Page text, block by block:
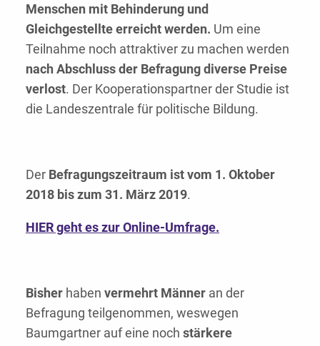
Menschen mit Behinderung und
Gleichgestellte erreicht werden. Um eine
Teilnahme noch attraktiver zu machen werden
nach Abschluss der Befragung diverse Preise
verlost. Der Kooperationspartner der Studie ist
die Landeszentrale für politische Bildung.
Der Befragungszeitraum ist vom 1. Oktober
2018 bis zum 31. März 2019.
HIER geht es zur Online-Umfrage.
Bisher haben vermehrt Männer an der
Befragung teilgenommen, weswegen
Baumgartner auf eine noch stärkere